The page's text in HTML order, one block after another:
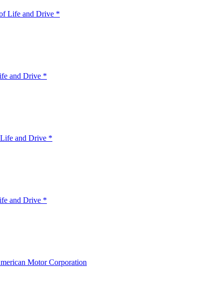
Life and Drive *
and Drive *
and Drive *
and Drive *
Motor Corporation